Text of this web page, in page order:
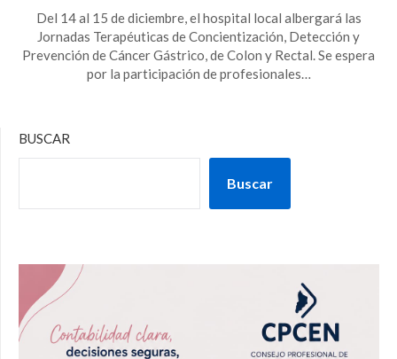
Del 14 al 15 de diciembre, el hospital local albergará las
Jornadas Terapéuticas de Concientización, Detección y
Prevención de Cáncer Gástrico, de Colon y Rectal. Se espera
por la participación de profesionales…
BUSCAR
Buscar